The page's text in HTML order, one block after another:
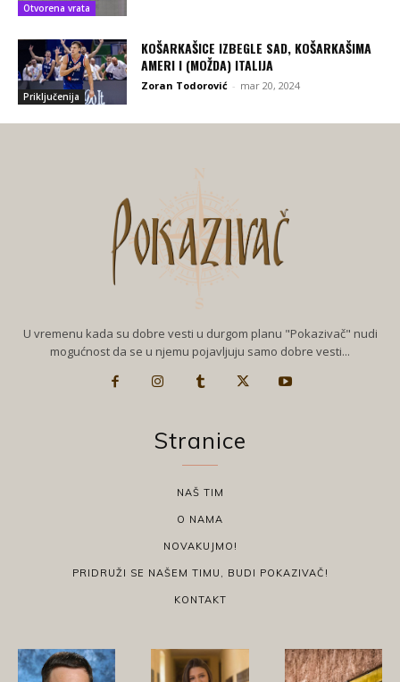
Otvorena vrata
Priključenija
KOŠARKAŠICE IZBEGLE SAD, KOŠARKAŠIMA
AMERI I (MOŽDA) ITALIJA
Zoran Todorović - mar 20, 2024
U vremenu kada su dobre vesti u durgom planu "Pokazivač" nudi
mogućnost da se u njemu pojavljuju samo dobre vesti...
Stranice
NAŠ TIM
O NAMA
NOVAKUJMO!
PRIDRUŽI SE NAŠEM TIMU, BUDI POKAZIVAČ!
KONTAKT